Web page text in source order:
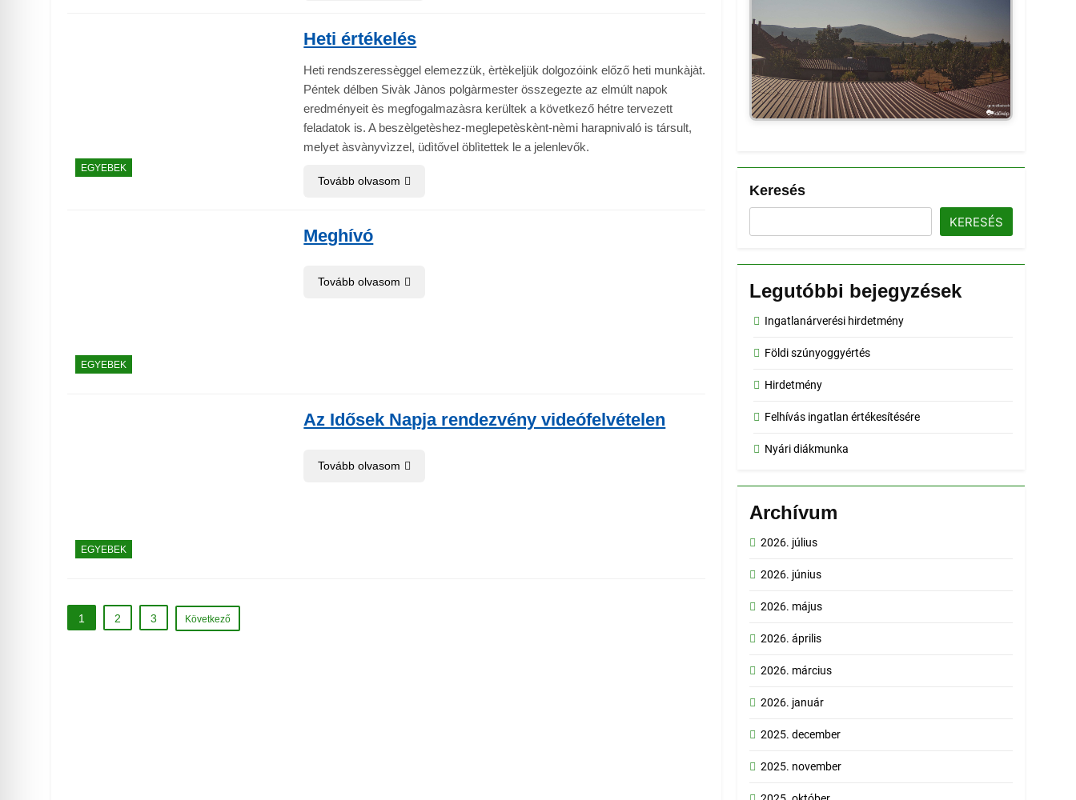
EGYEBEK
Heti értékelés
Heti rendszeressèggel elemezzük, èrtèkeljük dolgozóink előző heti munkàjàt.
Péntek délben Sivàk Jànos polgàrmester összegezte az elmúlt napok
eredményeit ès megfogalmazàsra kerültek a következő hétre tervezett
feladatok is. A beszèlgetèshez-meglepetèskènt-nèmi harapnivaló is társult,
melyet àsvànyvìzzel, üdìtővel öblìtettek le a jelenlevők.
Tovább olvasom
EGYEBEK
Meghívó
Tovább olvasom
EGYEBEK
Az Idősek Napja rendezvény videófelvételen
Tovább olvasom
1 2 3 Következő
Keresés
KERESÉS
Legutóbbi bejegyzések
Ingatlanárverési hirdetmény
Földi szúnyoggyértés
Hirdetmény
Felhívás ingatlan értékesítésére
Nyári diákmunka
Archívum
2026. július
2026. június
2026. május
2026. április
2026. március
2026. január
2025. december
2025. november